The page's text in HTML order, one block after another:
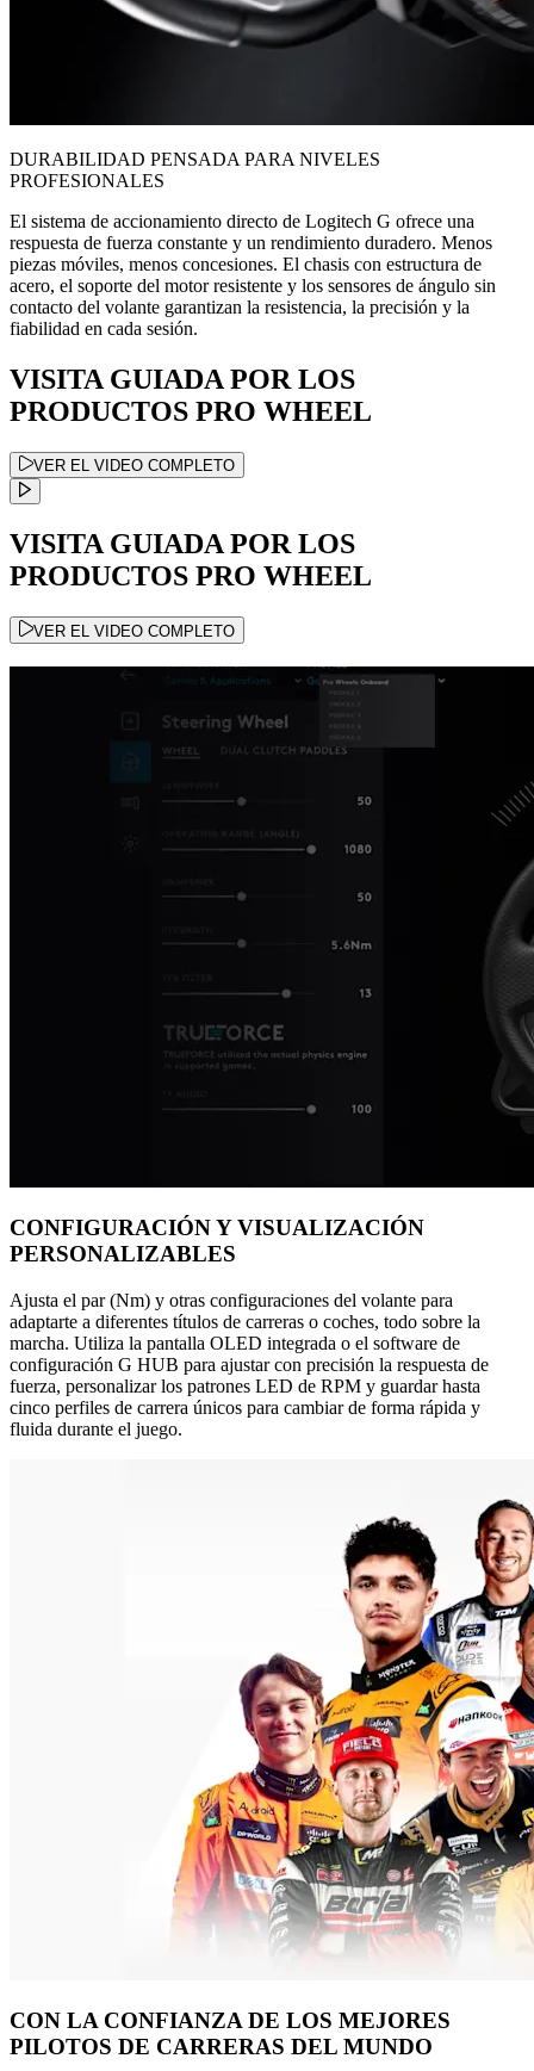
DURABILIDAD PENSADA PARA NIVELES
PROFESIONALES
El sistema de accionamiento directo de Logitech G ofrece una
respuesta de fuerza constante y un rendimiento duradero. Menos
piezas móviles, menos concesiones. El chasis con estructura de
acero, el soporte del motor resistente y los sensores de ángulo sin
contacto del volante garantizan la resistencia, la precisión y la
fiabilidad en cada sesión.
VISITA GUIADA POR LOS
PRODUCTOS PRO WHEEL
VER EL VIDEO COMPLETO
VISITA GUIADA POR LOS
PRODUCTOS PRO WHEEL
VER EL VIDEO COMPLETO
CONFIGURACIÓN Y VISUALIZACIÓN
PERSONALIZABLES
Ajusta el par (Nm) y otras configuraciones del volante para
adaptarte a diferentes títulos de carreras o coches, todo sobre la
marcha. Utiliza la pantalla OLED integrada o el software de
configuración G HUB para ajustar con precisión la respuesta de
fuerza, personalizar los patrones LED de RPM y guardar hasta
cinco perfiles de carrera únicos para cambiar de forma rápida y
fluida durante el juego.
CON LA CONFIANZA DE LOS MEJORES
PILOTOS DE CARRERAS DEL MUNDO